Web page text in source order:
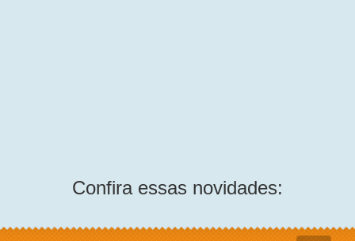
Confira essas novidades: